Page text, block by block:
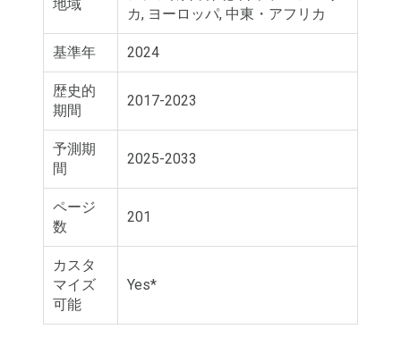
地域
カ, ヨーロッパ, 中東・アフリカ
基準年 2024
歴史的
期間
2017-2023
予測期
間
2025-2033
ページ
数
201
カスタ
マイズ
可能
Yes*